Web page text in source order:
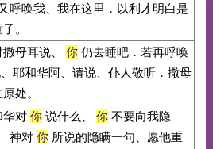
呼唤我、我在这里．以利才明白是
。
母耳说、 你仍去睡吧．若再呼唤
耶和华阿、请说、仆人敬听．撒母
处。
华对 你说什么、 你不要向我隐
神对 你所说的隐瞒一句、愿他重